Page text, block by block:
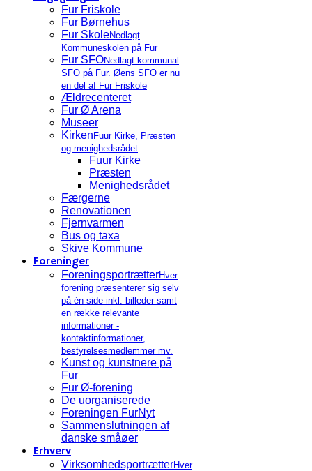
Fur Friskole
Fur Børnehus
Fur SkoleNedlagt
Kommuneskolen på Fur
Fur SFONedlagt kommunal
SFO på Fur. Øens SFO er nu
en del af Fur Friskole
Ældrecenteret
Fur Ø Arena
Museer
Kirken Fuur Kirke, Præsten
og menighedsrådet
Fuur Kirke
Præsten
Menighedsrådet
Færgerne
Renovationen
Fjernvarmen
Bus og taxa
Skive Kommune
Foreninger
ForeningsportrætterHver
forening præsenterer sig selv
på én side inkl. billeder samt
en række relevante
informationer -
kontaktinformationer,
bestyrelsesmedlemmer mv.
Kunst og kunstnere på
Fur
Fur Ø-forening
De uorganiserede
Foreningen FurNyt
Sammenslutningen af
danske småøer
Erhverv
VirksomhedsportrætterHver